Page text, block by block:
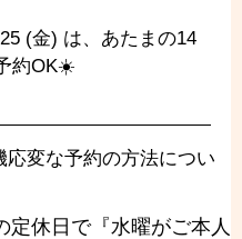
(金) は、あたまの14
約OK☀️
応変な予約の方法につい
定休日で『水曜がご本人